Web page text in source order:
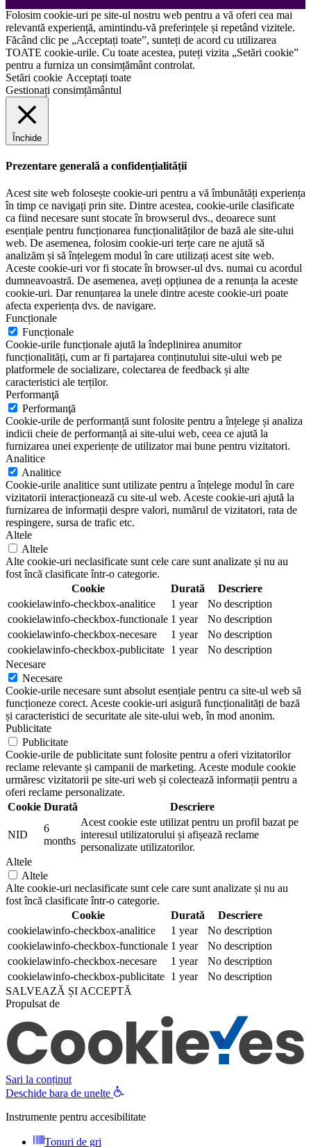
Folosim cookie-uri pe site-ul nostru web pentru a vă oferi cea mai
relevantă experiență, amintindu-vă preferințele și repetând vizitele.
Făcând clic pe „Acceptați toate”, sunteți de acord cu utilizarea
TOATE cookie-urile. Cu toate acestea, puteți vizita „Setări cookie”
pentru a furniza un consimțământ controlat.
Setări cookie Acceptați toate
Gestionați consimțământul
Închide
Prezentare generală a confidențialității
Acest site web folosește cookie-uri pentru a vă îmbunătăți experiența
în timp ce navigați prin site. Dintre acestea, cookie-urile clasificate
ca fiind necesare sunt stocate în browserul dvs., deoarece sunt
esențiale pentru funcționarea funcționalităților de bază ale site-ului
web. De asemenea, folosim cookie-uri terțe care ne ajută să
analizăm și să înțelegem modul în care utilizați acest site web.
Aceste cookie-uri vor fi stocate în browser-ul dvs. numai cu acordul
dumneavoastră. De asemenea, aveți opțiunea de a renunța la aceste
cookie-uri. Dar renunțarea la unele dintre aceste cookie-uri poate
afecta experiența dvs. de navigare.
Funcționale
Funcționale
Cookie-urile funcționale ajută la îndeplinirea anumitor
funcționalități, cum ar fi partajarea conținutului site-ului web pe
platformele de socializare, colectarea de feedback și alte
caracteristici ale terților.
Performanţă
Performanţă
Cookie-urile de performanță sunt folosite pentru a înțelege și analiza
indicii cheie de performanță ai site-ului web, ceea ce ajută la
furnizarea unei experiențe de utilizator mai bune pentru vizitatori.
Analitice
Analitice
Cookie-urile analitice sunt utilizate pentru a înțelege modul în care
vizitatorii interacționează cu site-ul web. Aceste cookie-uri ajută la
furnizarea de informații despre valori, numărul de vizitatori, rata de
respingere, sursa de trafic etc.
Altele
Altele
Alte cookie-uri neclasificate sunt cele care sunt analizate și nu au
fost încă clasificate într-o categorie.
Cookie
Durată
Descriere
cookielawinfo-checkbox-analitice
1 year
No description
cookielawinfo-checkbox-functionale 1 year
No description
cookielawinfo-checkbox-necesare
1 year
No description
cookielawinfo-checkbox-publicitate 1 year
No description
Necesare
Necesare
Cookie-urile necesare sunt absolut esențiale pentru ca site-ul web să
funcționeze corect. Aceste cookie-uri asigură funcționalități de bază
și caracteristici de securitate ale site-ului web, în mod anonim.
Publicitate
Publicitate
Cookie-urile de publicitate sunt folosite pentru a oferi vizitatorilor
reclame relevante și campanii de marketing. Aceste module cookie
urmăresc vizitatorii pe site-uri web și colectează informații pentru a
oferi reclame personalizate.
Cookie Durată Descriere
NID
6
months
Acest cookie este utilizat pentru un profil bazat pe
interesul utilizatorului și afișează reclame
personalizate utilizatorilor.
Altele
Altele
Alte cookie-uri neclasificate sunt cele care sunt analizate și nu au
fost încă clasificate într-o categorie.
Cookie
Durată
Descriere
cookielawinfo-checkbox-analitice
1 year
No description
cookielawinfo-checkbox-functionale 1 year
No description
cookielawinfo-checkbox-necesare
1 year
No description
cookielawinfo-checkbox-publicitate 1 year
No description
SALVEAZĂ ȘI ACCEPTĂ
Propulsat de
Sari la conținut
Deschide bara de unelte
Instrumente pentru accesibilitate
Tonuri de gri